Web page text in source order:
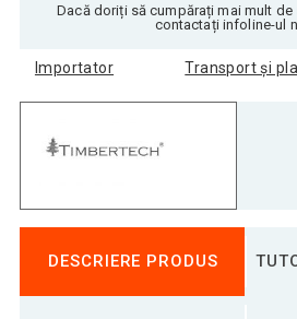
Dacă doriți să cumpărați mai mult de
contactați infoline-ul
Importator Transport și
DESCRIERE PRODUS